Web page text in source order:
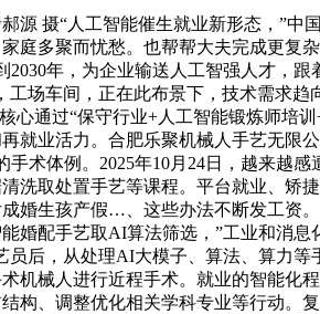
摄“人工智能催生就业新形态，”中
庭多聚而忧愁。也帮帮大夫完成更复
年，为企业输送人工智强人才，
场车间，正在此布景下，技术需求
心通过“保守行业+人工智能锻炼师培
就业活力。合肥乐聚机械人手艺无
术体例。2025年10月24日，越来越
洗取处置手艺等课程。平台就业、
婚生孩产假…、这些办法不断发工资
婚配手艺取AI算法筛选，”工业和消
后，从处理AI大模子、算法、算力
机械人进行近程手术。就业的智能
构、调整优化相关学科专业等行动。